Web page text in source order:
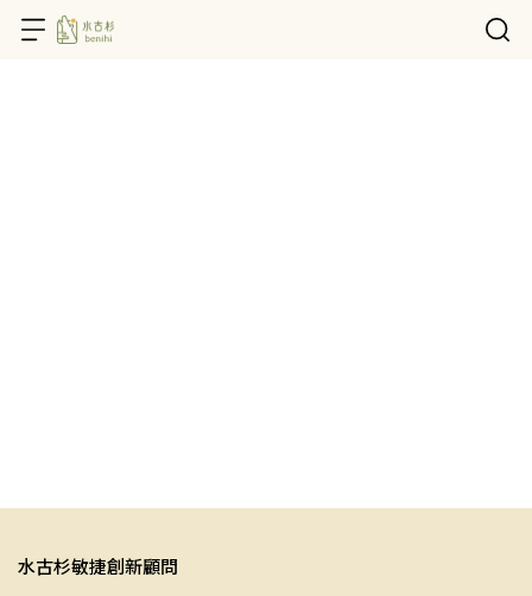
水古杉敏捷創新顧問